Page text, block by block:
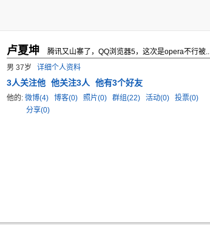
卢夏坤 腾讯又山寨了，QQ浏览器5，这次是opera不行被..
男 37岁 详细个人资料
3人关注他 他关注3人 他有3个好友
他的: 微博(4) 博客(0) 照片(0) 群组(22) 活动(0)
投票(0)
分享(0)